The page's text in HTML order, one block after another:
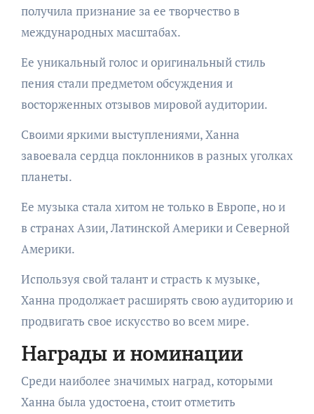
получила признание за ее творчество в
международных масштабах.
Ее уникальный голос и оригинальный стиль
пения стали предметом обсуждения и
восторженных отзывов мировой аудитории.
Своими яркими выступлениями, Ханна
завоевала сердца поклонников в разных уголках
планеты.
Ее музыка стала хитом не только в Европе, но и
в странах Азии, Латинской Америки и Северной
Америки.
Используя свой талант и страсть к музыке,
Ханна продолжает расширять свою аудиторию и
продвигать свое искусство во всем мире.
Награды и номинации
Среди наиболее значимых наград, которыми
Ханна была удостоена, стоит отметить